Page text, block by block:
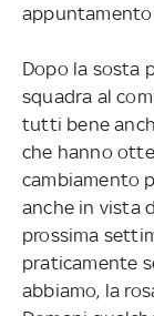
Dopo la sosta
squadra al
tutti bene
che hanno
cambiamento
anche in vista
prossima
praticamente
abbiamo, la